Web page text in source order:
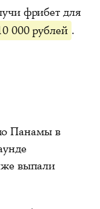
фрибет для
000 рублей .
Панамы в
выпали